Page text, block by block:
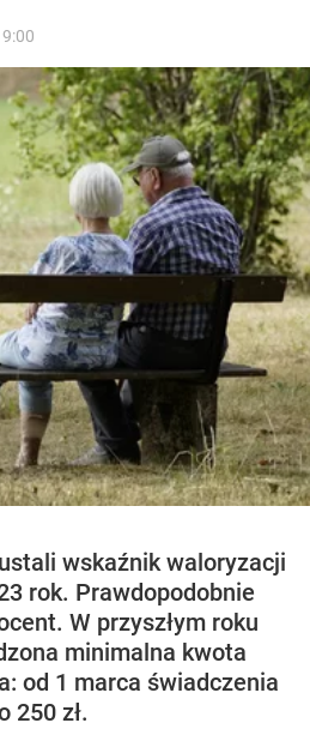
9:00
wskaźnik waloryzacji
rok. Prawdopodobnie
W przyszłym roku
minimalna kwota
od 1 marca świadczenia
250 zł.